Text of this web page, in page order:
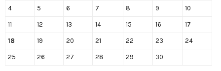
4 5 6 7 8 9 10
11 12 13 14 15 16 17
18 19 20 21 22 23 24
25 26 27 28 29 30